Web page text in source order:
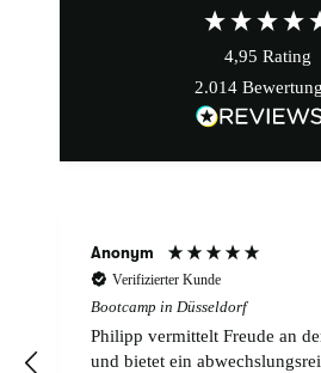
4,95 Rating
2.014
Anonym
Verifizierter Kunde
Bootcamp in Düsseldorf
Philipp vermittelt Freude an
und bietet ein